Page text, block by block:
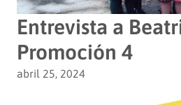
Entrevista a
Promoción 4
abril 25, 2024